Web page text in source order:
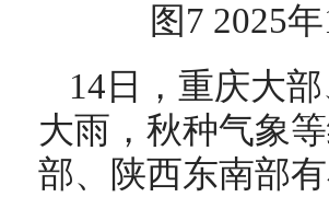
图7 2025
14日，重庆大
大雨，秋种气象
部、陕西东南部